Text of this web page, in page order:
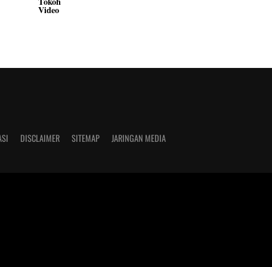
Video
DISCLAIMER SITEMAP JARINGAN MEDIA